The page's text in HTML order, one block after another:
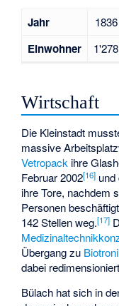
Jahr
1836
Einwohner 1'278
Wirtschaft
Die Kleinstadt
massive
Vetropack ihre
Februar 2002[16] und
ihre Tore, nachdem
Personen
142 Stellen weg.[17]
Übergang zu
dabei
Bülach hat sich in